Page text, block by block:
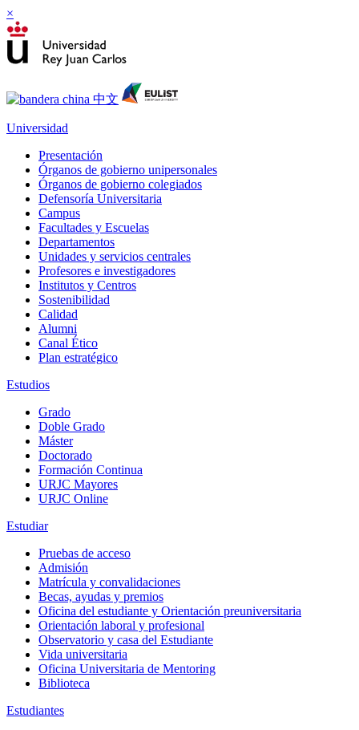
×
Universidad
Presentación
Órganos de gobierno unipersonales
Órganos de gobierno colegiados
Defensoría Universitaria
Campus
Facultades y Escuelas
Departamentos
Unidades y servicios centrales
Profesores e investigadores
Institutos y Centros
Sostenibilidad
Calidad
Alumni
Canal Ético
Plan estratégico
Estudios
Grado
Doble Grado
Máster
Doctorado
Formación Continua
URJC Mayores
URJC Online
Estudiar
Pruebas de acceso
Admisión
Matrícula y convalidaciones
Becas, ayudas y premios
Oficina del estudiante y Orientación preuniversitaria
Orientación laboral y profesional
Observatorio y casa del Estudiante
Vida universitaria
Oficina Universitaria de Mentoring
Biblioteca
Estudiantes